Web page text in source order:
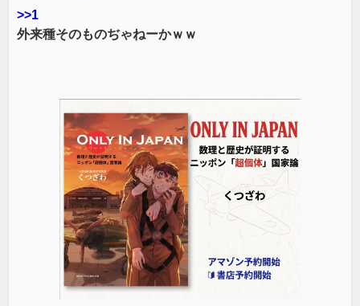
>>1
外来種そのものぢゃねーかｗｗ